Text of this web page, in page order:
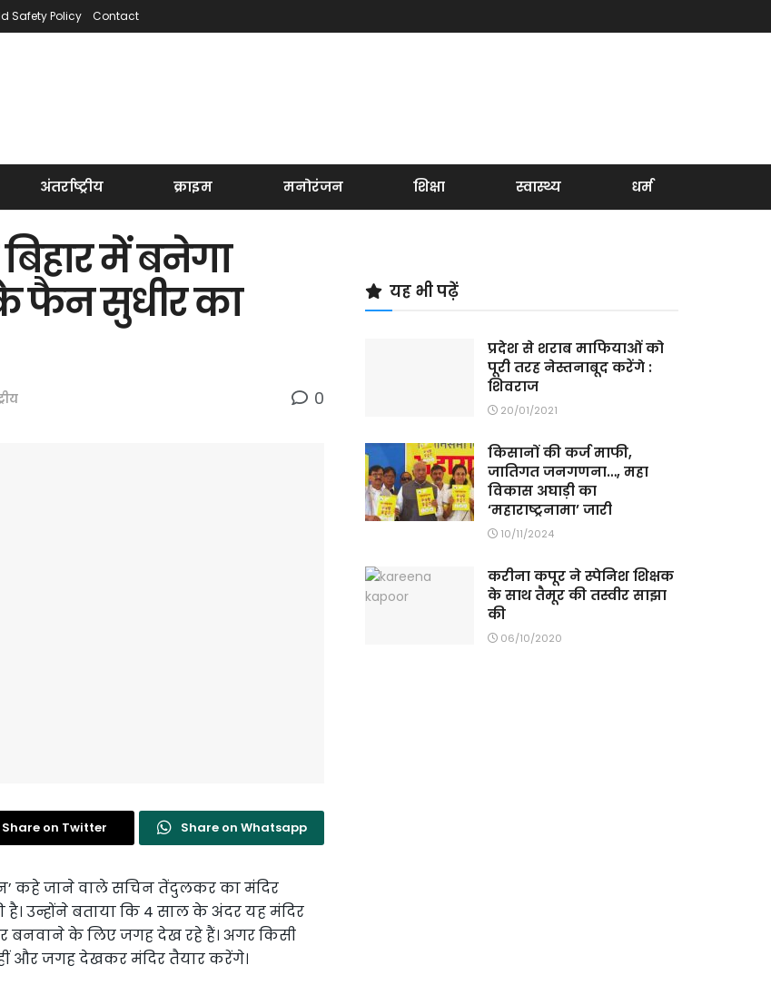
Safety Policy Contact
अंतर्राष्ट्रीय क्राइम मनोरंजन शिक्षा स्वास्थ्य धर्म
में बनेगा
फैन सुधीर का
0
Share on Twitter Share on Whatsapp
कहे जाने वाले सचिन तेंदुलकर का मंदिर
उन्होंने बताया कि 4 साल के अंदर यह मंदिर
बनवाने के लिए जगह देख रहे हैं। अगर किसी
और जगह देखकर मंदिर तैयार करेंगे।
यह भी पढ़ें
प्रदेश से शराब माफियाओं को
पूरी तरह नेस्तनाबूद करेंगे :
शिवराज
20/01/2021
किसानों की कर्ज माफी,
जातिगत जनगणना…, महा
विकास अघाड़ी का
‘महाराष्ट्रनामा’ जारी
10/11/2024
करीना कपूर ने स्पेनिश शिक्षक
के साथ तैमूर की तस्वीर साझा
की
06/10/2020